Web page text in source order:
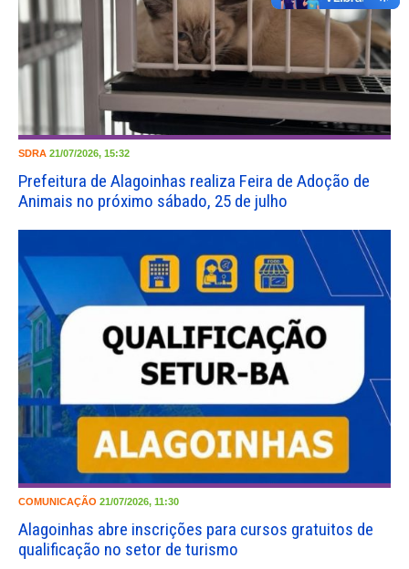
SDRA 21/07/2026, 15:32
Prefeitura de Alagoinhas realiza Feira de Adoção de
Animais no próximo sábado, 25 de julho
COMUNICAÇÃO 21/07/2026, 11:30
Alagoinhas abre inscrições para cursos gratuitos de
qualificação no setor de turismo